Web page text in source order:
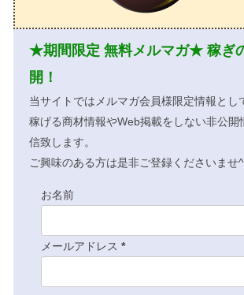
★期間限定 無料メルマガ★ 稼ぎ
開！
当サイトではメルマガ会員様限定情報とし
稼げる商材情報やWeb掲載をしない非公開
信致します。
ご興味のある方は是非ご登録くださいませ
お名前
メールアドレス *